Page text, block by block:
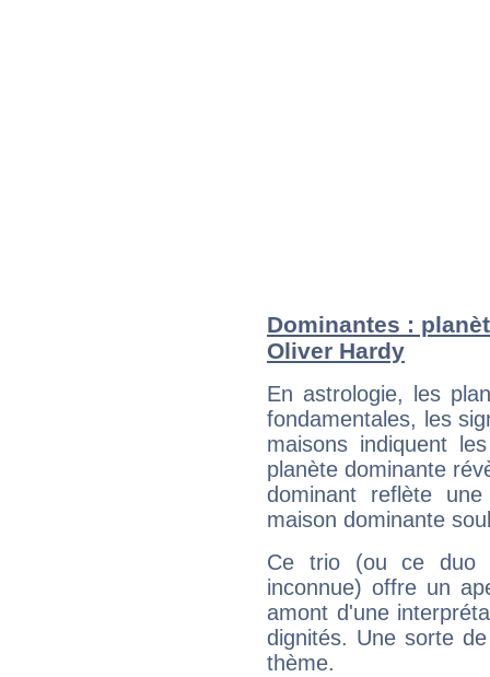
Dominantes :
Oliver Hardy
En astrologie, les
fondamentales, les
maisons indiquent
planète dominante
dominant reflète
maison dominante
Ce trio (ou ce duo
inconnue) offre un
amont d'une
dignités. Une sorte
thème.